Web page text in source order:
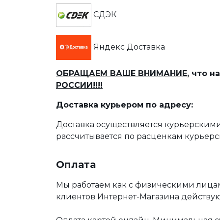
СДЭК
Яндекс Доставка
ОБРАЩАЕМ ВАШЕ ВНИМАНИЕ, что
РОССИИ!!!!
Доставка курьером по адресу:
Доставка осуществляется
рассчитывается по расценкам
Оплата
Мы работаем как с физическими
клиентов Интернет-Магазина